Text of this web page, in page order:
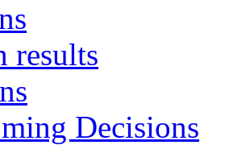
results
Decisions